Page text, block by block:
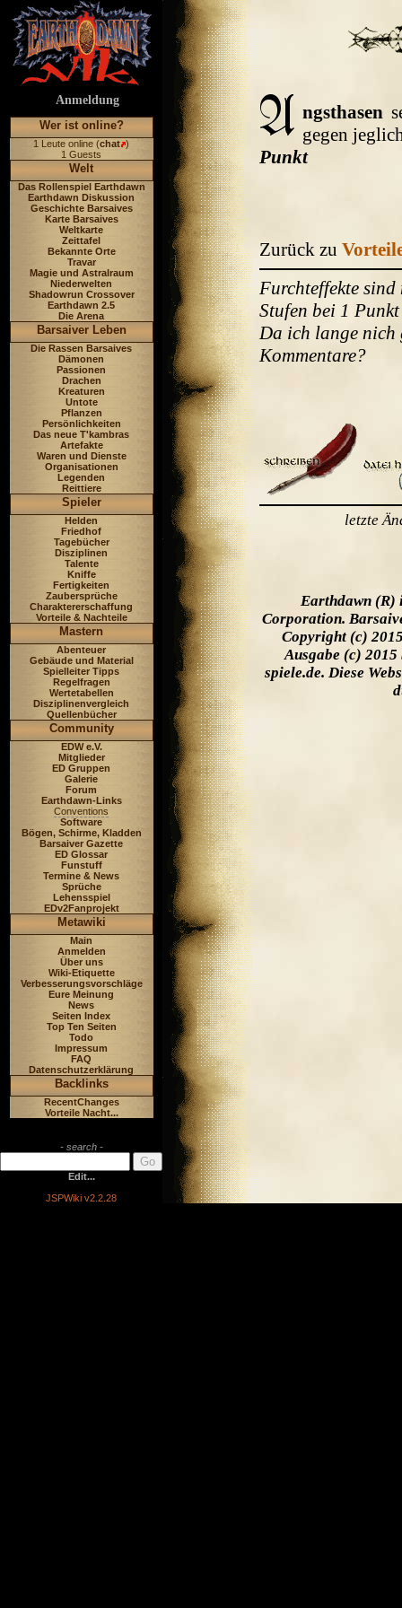
Anmeldung
Wer ist online?
1 Leute online (chat )
1 Guests
Welt
Das Rollenspiel Earthdawn
Earthdawn Diskussion
Geschichte Barsaives
Karte Barsaives
Weltkarte
Zeittafel
Bekannte Orte
Travar
Magie und Astralraum
Niederwelten
Shadowrun Crossover
Earthdawn 2.5
Die Arena
Barsaiver Leben
Die Rassen Barsaives
Dämonen
Passionen
Drachen
Kreaturen
Untote
Pflanzen
Persönlichkeiten
Das neue T'kambras
Artefakte
Waren und Dienste
Organisationen
Legenden
Reittiere
Spieler
Helden
Friedhof
Tagebücher
Disziplinen
Talente
Kniffe
Fertigkeiten
Zaubersprüche
Charaktererschaffung
Vorteile & Nachteile
Mastern
Abenteuer
Gebäude und Material
Spielleiter Tipps
Regelfragen
Wertetabellen
Disziplinenvergleich
Quellenbücher
Community
EDW e.V.
Mitglieder
ED Gruppen
Galerie
Forum
Earthdawn-Links
Conventions
Software
Bögen, Schirme, Kladden
Barsaiver Gazette
ED Glossar
Funstuff
Termine & News
Sprüche
Lehensspiel
EDv2Fanprojekt
Metawiki
Main
Anmelden
Über uns
Wiki-Etiquette
Verbesserungsvorschläge
Eure Meinung
News
Seiten Index
Top Ten Seiten
Todo
Impressum
FAQ
Datenschutzerklärung
Backlinks
RecentChanges
Vorteile Nacht...
- search -
Edit...
JSPWiki v2.2.28
ngsthasen
gegen
Punkt
Zurück zu
Furchteffekte
Stufen bei 1
Da ich lange nich
Kommentare?
letzte
Earthdawn (R)
Corporation.
Copyright (c)
Ausgabe (c) 2015
spiele.de. Diese